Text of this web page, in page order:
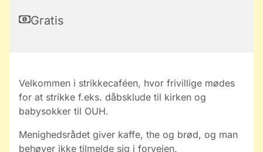
Gratis
Velkommen i strikkecaféen, hvor frivillige mødes
for at strikke f.eks. dåbsklude til kirken og
babysokker til OUH.
Menighedsrådet giver kaffe, the og brød, og man
behøver ikke tilmelde sig i forvejen.